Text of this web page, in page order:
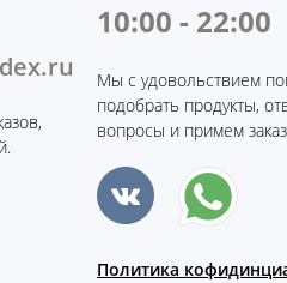
10:00 - 22:00
Мы с удовольствием
подобрать продукты,
вопросы и примем
Политика